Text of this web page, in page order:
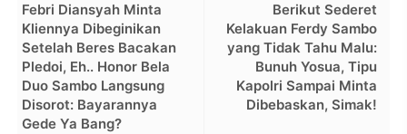
Berikut Sederet
Kelakuan Ferdy Sambo
yang Tidak Tahu Malu:
Bunuh Yosua, Tipu
Kapolri Sampai Minta
Dibebaskan, Simak!
Febri Diansyah Minta
Kliennya Dibeginikan
Setelah Beres Bacakan
Pledoi, Eh.. Honor Bela
Duo Sambo Langsung
Disorot: Bayarannya
Gede Ya Bang?